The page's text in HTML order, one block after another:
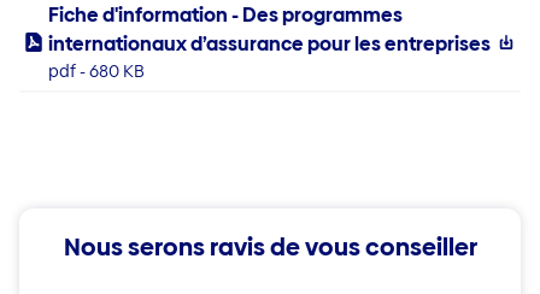
Fiche d'information - Des programmes
internationaux d’assurance pour les entreprises
pdf - 680 KB
Nous serons ravis de vous conseiller